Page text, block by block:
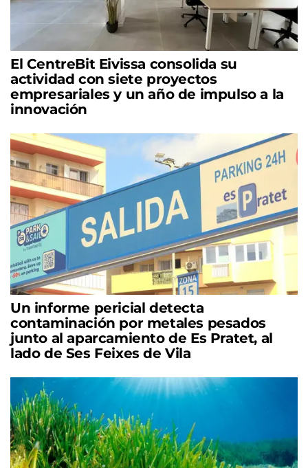
El CentreBit Eivissa consolida su
actividad con siete proyectos
empresariales y un año de impulso a la
innovación
Un informe pericial detecta
contaminación por metales pesados
junto al aparcamiento de Es Pratet, al
lado de Ses Feixes de Vila